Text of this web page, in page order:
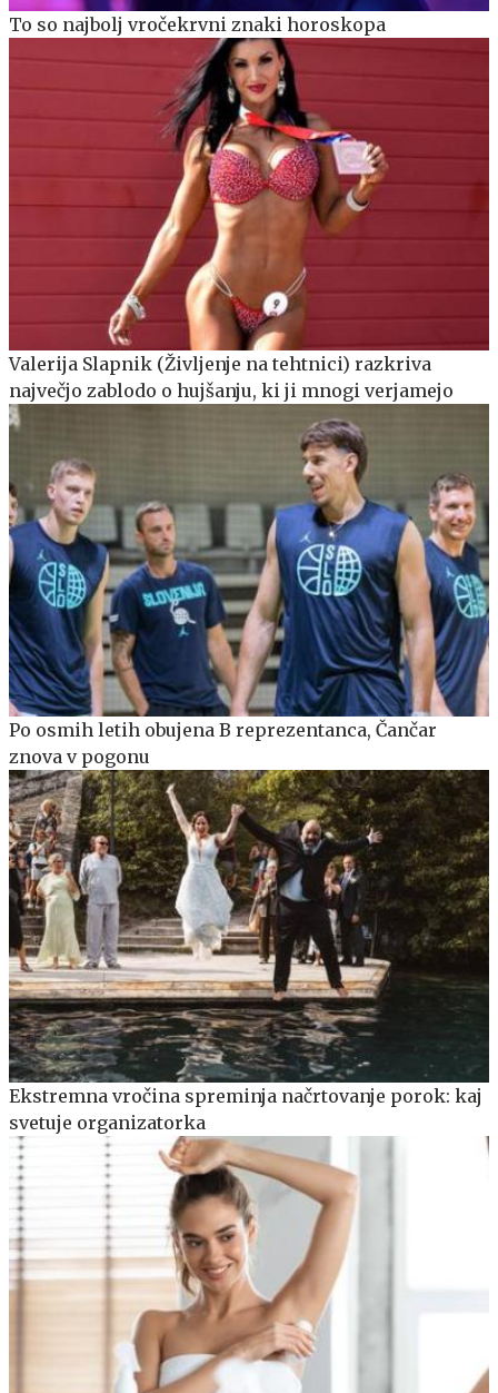
To so najbolj vročekrvni znaki horoskopa
Valerija Slapnik (Življenje na tehtnici) razkriva
največjo zablodo o hujšanju, ki ji mnogi verjamejo
Po osmih letih obujena B reprezentanca, Čančar
znova v pogonu
Ekstremna vročina spreminja načrtovanje porok: kaj
svetuje organizatorka